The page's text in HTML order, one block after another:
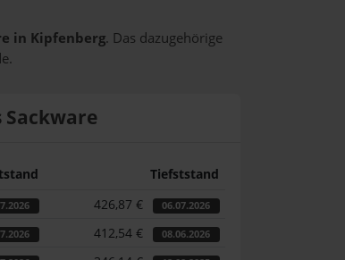
in Kipfenberg. Das dazugehörige
Sackware
Tiefststand
426,87 € 06.07.2026
412,54 € 08.06.2026